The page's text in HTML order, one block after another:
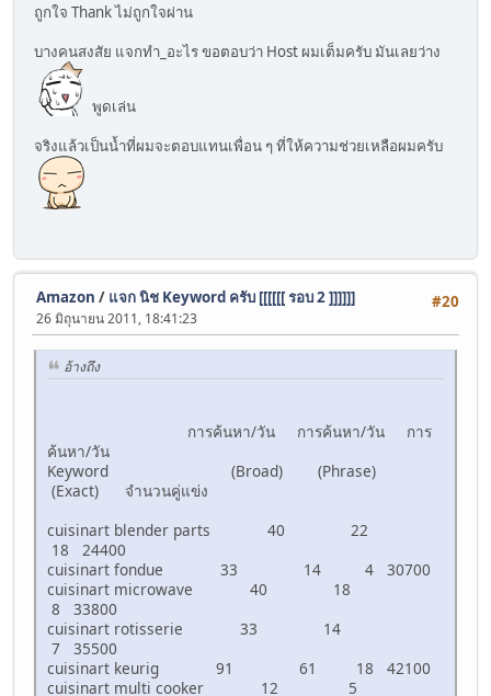
ถูกใจ Thank ไม่ถูกใจผ่าน
บางคนสงสัย แจกทำ_อะไร ขอตอบว่า Host ผมเต็มครับ มันเลยว่าง
พูดเล่น
จริงแล้วเป็นน้ำที่ผมจะตอบแทนเพื่อน ๆ ที่ให้ความช่วยเหลือผมครับ
#20
Amazon / แจก นิช Keyword ครับ [[[[[[ รอบ 2 ]]]]]]
26 มิถุนายน 2011, 18:41:23
อ้างถึง
การค้นหา/วัน การค้นหา/วัน การ
ค้นหา/วัน
Keyword (Broad) (Phrase)
(Exact) จำนวนคู่แข่ง
cuisinart blender parts 40 22
18 24400
cuisinart fondue 33 14 4 30700
cuisinart microwave 40 18
8 33800
cuisinart rotisserie 33 14
7 35500
cuisinart keurig 91 61 18 42100
cuisinart multi cooker 12 5